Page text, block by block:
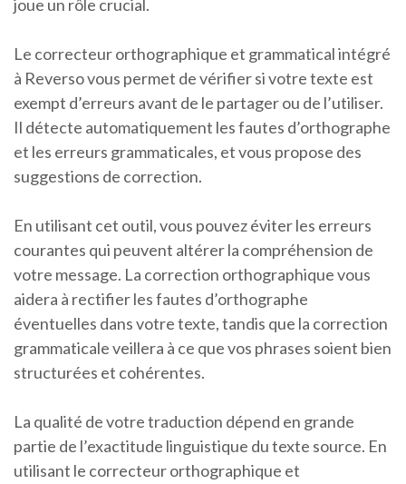
joue un rôle crucial.
Le correcteur orthographique et grammatical intégré
à Reverso vous permet de vérifier si votre texte est
exempt d’erreurs avant de le partager ou de l’utiliser.
Il détecte automatiquement les fautes d’orthographe
et les erreurs grammaticales, et vous propose des
suggestions de correction.
En utilisant cet outil, vous pouvez éviter les erreurs
courantes qui peuvent altérer la compréhension de
votre message. La correction orthographique vous
aidera à rectifier les fautes d’orthographe
éventuelles dans votre texte, tandis que la correction
grammaticale veillera à ce que vos phrases soient bien
structurées et cohérentes.
La qualité de votre traduction dépend en grande
partie de l’exactitude linguistique du texte source. En
utilisant le correcteur orthographique et